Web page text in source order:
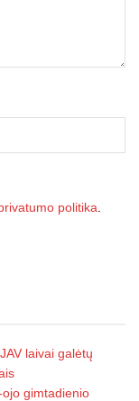
politika
laivai galėtų
gimtadienio